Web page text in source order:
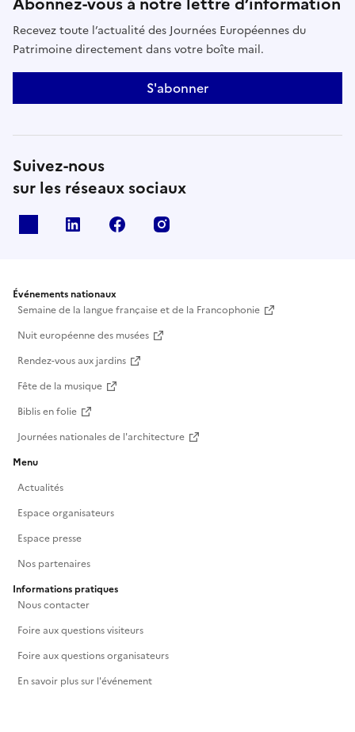
Recevez toute l’actualité des Journées Européennes du
Patrimoine directement dans votre boîte mail.
S'abonner
Suivez-nous
sur les réseaux sociaux
Linkedin Facebook
Événements nationaux
Semaine de la langue française et de la Francophonie
Nuit européenne des musées
Rendez-vous aux jardins
Fête de la musique
Biblis en folie
Journées nationales de l'architecture
Menu
Actualités
Espace organisateurs
Espace presse
Nos partenaires
Informations pratiques
Nous contacter
Foire aux questions visiteurs
Foire aux questions organisateurs
En savoir plus sur l'événement